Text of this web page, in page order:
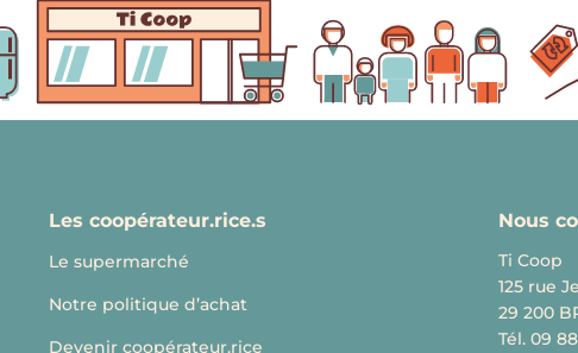
Les coopérateur.rice.s
Le supermarché
Notre politique d’achat
Devenir coopérateur.rice
Nous
Ti Coop
125 rue
29 200
Tél. 09 88